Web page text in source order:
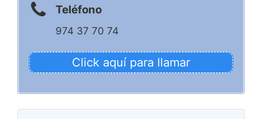
Teléfono
974 37 70 74
Click aquí para llamar